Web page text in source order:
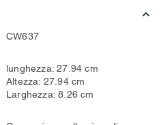
CW637
lunghezza: 27.94 cm
Altezza: 27.94 cm
Larghezza: 8.26 cm